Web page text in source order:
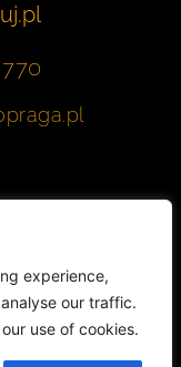
experience,
our traffic.
use of cookies.
Pragi
kaminski.pl